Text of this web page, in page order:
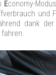
Economy-
und
dank der
fahren.